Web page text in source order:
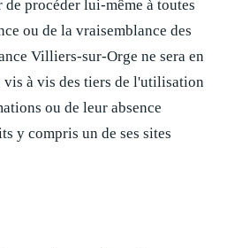
procéder lui-même à toutes
ou de la vraisemblance des
Villiers-sur-Orge ne sera en
vis à vis des tiers de l'utilisation
ou de leur absence
y compris un de ses sites